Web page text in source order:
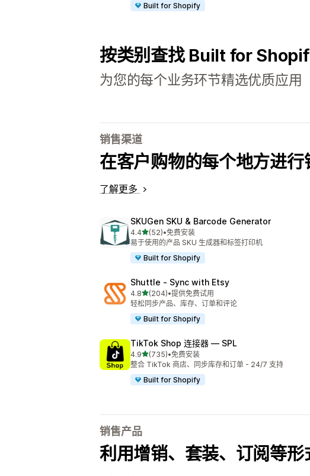
Built for Shopify
按类别查找 Built for
为您的每个业务环节精选优质应用
销售渠道
在客户购物的每个地方进行
了解更多
SKUGen SKU & Barcode Generator
4.4星（满分 5 星）
(52)
总共 52 条评论
•免费安装
易于使用的产品 SKU 生成器和标签打印机
Built for Shopify
Shuttle ‑ Sync with Etsy
4.8星（满分 5 星）
(204)
总共 204 条评论
•提供免费试用
轻松同步产品、库存、订单和评论
Built for Shopify
TikTok Shop 连接器 — SPL
4.9星（满分 5 星）
(735)
总共 735 条评论
•免费安装
整合 TikTok 商店、同步库存和订单 - 24/7 支持
Built for Shopify
销售产品
利用增销、套装、订阅等